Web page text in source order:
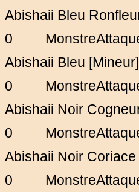
Abishaii Bleu
0
Abishaii Bleu
0
Abishaii Noir
0
Abishaii Noir
0